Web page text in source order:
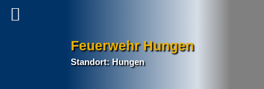
Feuerwehr Hungen
Standort: Hungen